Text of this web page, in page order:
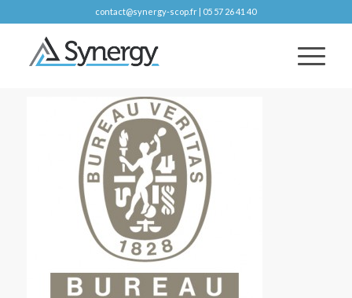
contact@synergy-scop.fr | 05 57 26 41 40